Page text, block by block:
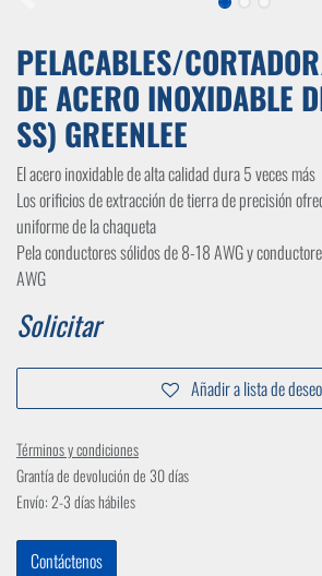
PELACABLES/
DE ACERO INOXIDABLE
SS) GREENLEE
El acero inoxidable de alta calidad dura 5 veces más
Los orificios de extracción de tierra de precisión
uniforme de la chaqueta
Pela conductores sólidos de 8-18 AWG y
AWG
Solicitar
Añadir a lista de
Términos y condiciones
Grantía de devolución de 30 días
Envío: 2-3 días hábiles
Contáctenos